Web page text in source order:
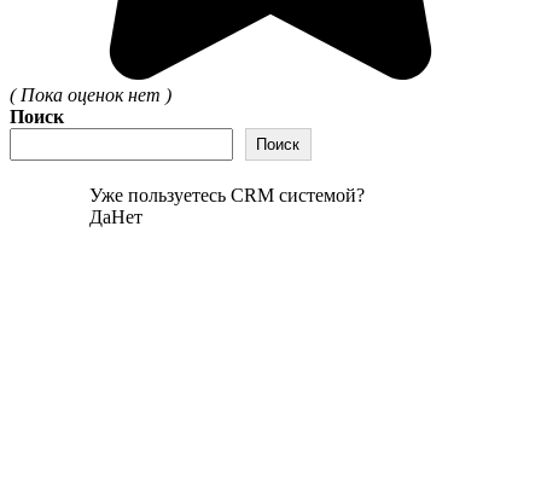
( Пока оценок нет )
Поиск
Поиск
Уже пользуетесь CRM системой?
ДаНет